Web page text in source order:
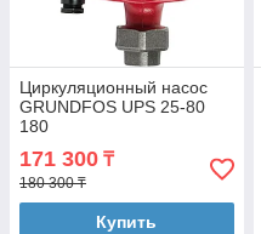
Циркуляционный насос
GRUNDFOS UPS 25-80
180
171 300 ₸
180 300 ₸
Купить